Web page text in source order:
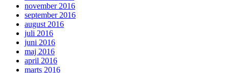
november 2016
september 2016
august 2016
juli 2016
juni 2016
maj 2016
april 2016
marts 2016